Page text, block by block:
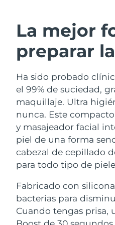
La mejor
preparar
Ha sido probado
el 99% de suciedad,
maquillaje. Ultra
nunca. Este
y masajeador facial
piel de una forma
cabezal de cepillado
para todo tipo de
Fabricado con
bacterias para
Cuando tengas prisa,
Limpieza facial
LUNA™ 4
Anti-aging
LUNA™ 4
Massage, LED
LUNA™ 4
BEAR™ 2
Microcurrent
BEAR™ 2
Microcurrent
BEAR™ 2
Hidratación
UFO™ 3
Deep facial
UFO™ 3
Near-infrared
device
issa™ 4
Hybrid
issa™ 4
Smart hybrid
TRATAMIENTO
Antiedad
Baréin
Bélgica
Bermudas
Bosnia y Herzegovina
Brunéi
Bulgaria
Canadá
Chile